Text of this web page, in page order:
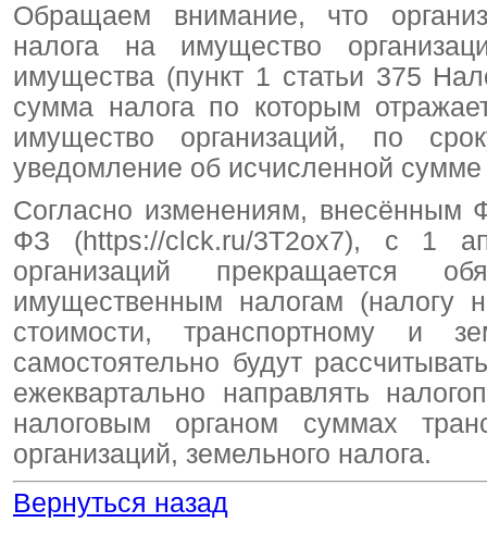
Обращаем внимание, что
налога на имущество
имущества (пункт 1 статьи 375
сумма налога по которым
имущество организаций, по
уведомление об исчисленной сумме
Согласно изменениям,
ФЗ (https://clck.ru/3T2ox7), с 1
организаций прекращается
имущественным налогам (налогу
стоимости, транспортному и
самостоятельно будут
ежеквартально направлять
налоговым органом суммах
организаций, земельного налога.
Вернуться назад